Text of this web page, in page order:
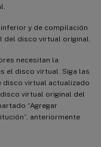
y de compilación
del disco virtual original.
necesitan la
el disco virtual. Siga las
disco virtual actualizado
virtual original del
“Agregar
anteriormente